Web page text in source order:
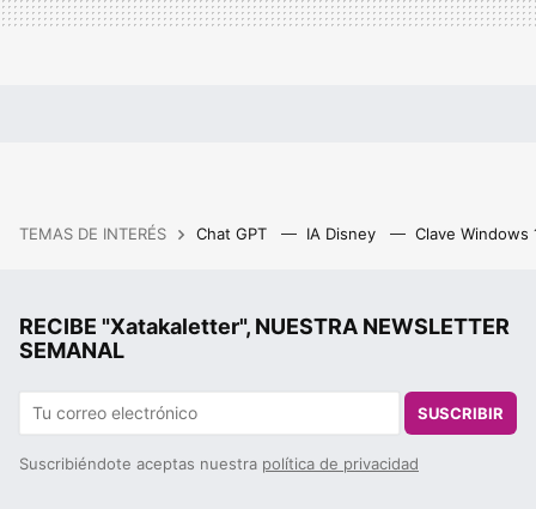
TEMAS DE INTERÉS Chat GPT IA Disney Clave Windows
RECIBE "Xatakaletter", NUESTRA NEWSLETTER
SEMANAL
SUSCRIBIR
Suscribiéndote aceptas nuestra política de privacidad